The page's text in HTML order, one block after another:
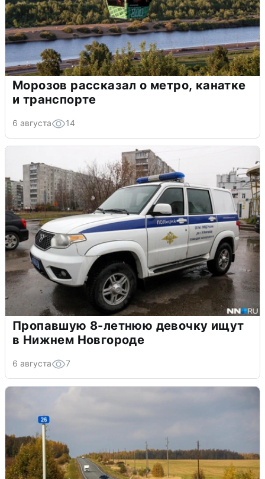
Морозов рассказал о метро, канатке
и транспорте
6 августа 14
Пропавшую 8-летнюю девочку ищут
в Нижнем Новгороде
6 августа 7